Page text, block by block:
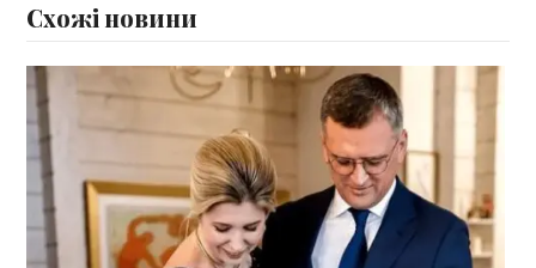
Схожі новини